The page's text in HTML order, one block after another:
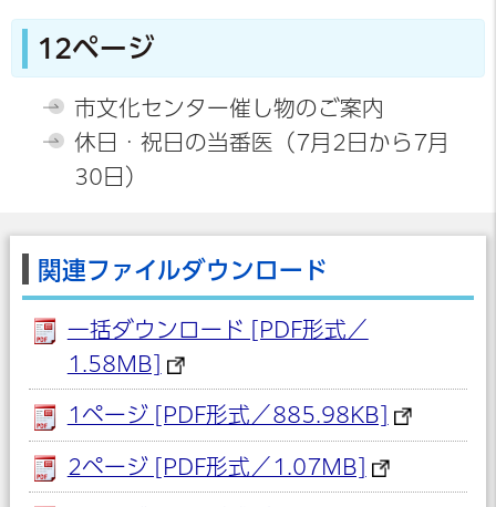
12ページ
市文化センター催し物のご案内
休日・祝日の当番医（7月2日から7月
30日）
関連ファイルダウンロード
一括ダウンロード [PDF形式／
1.58MB]
1ページ [PDF形式／885.98KB]
2ページ [PDF形式／1.07MB]